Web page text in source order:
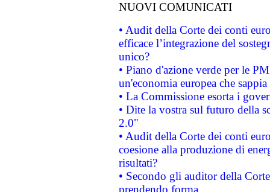
NUOVI COMUNICATI
• Audit della Corte dei conti
efficace l’integrazione del
unico?
• Piano d'azione verde per le
un'economia europea che
• La Commissione esorta i
• Dite la vostra sul futuro della
2.0"
• Audit della Corte dei conti
coesione alla produzione di
risultati?
• Secondo gli auditor della
prendendo forma